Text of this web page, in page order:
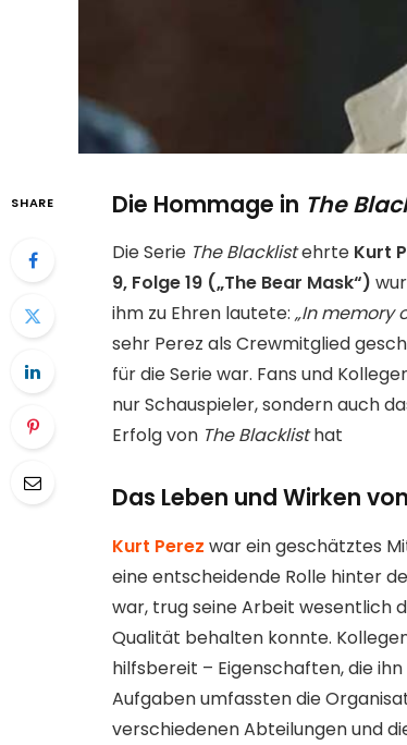
SHARE Die Hommage in The
Die Serie The Blacklistehrte Kurt
9, Folge 19 („The Bear Mask“)
ihm zu Ehren lautete: „In memory
sehr Perez als Crewmitglied
für die Serie war. Fans und
nur Schauspieler, sondern auch
Erfolg von The Blacklisthat
Das Leben und Wirken
Kurt Perez war ein geschätztes
eine entscheidende Rolle hinter
war, trug seine Arbeit wesentlich
Qualität behalten konnte.
hilfsbereit – Eigenschaften, die
Aufgaben umfassten die
verschiedenen Abteilungen und